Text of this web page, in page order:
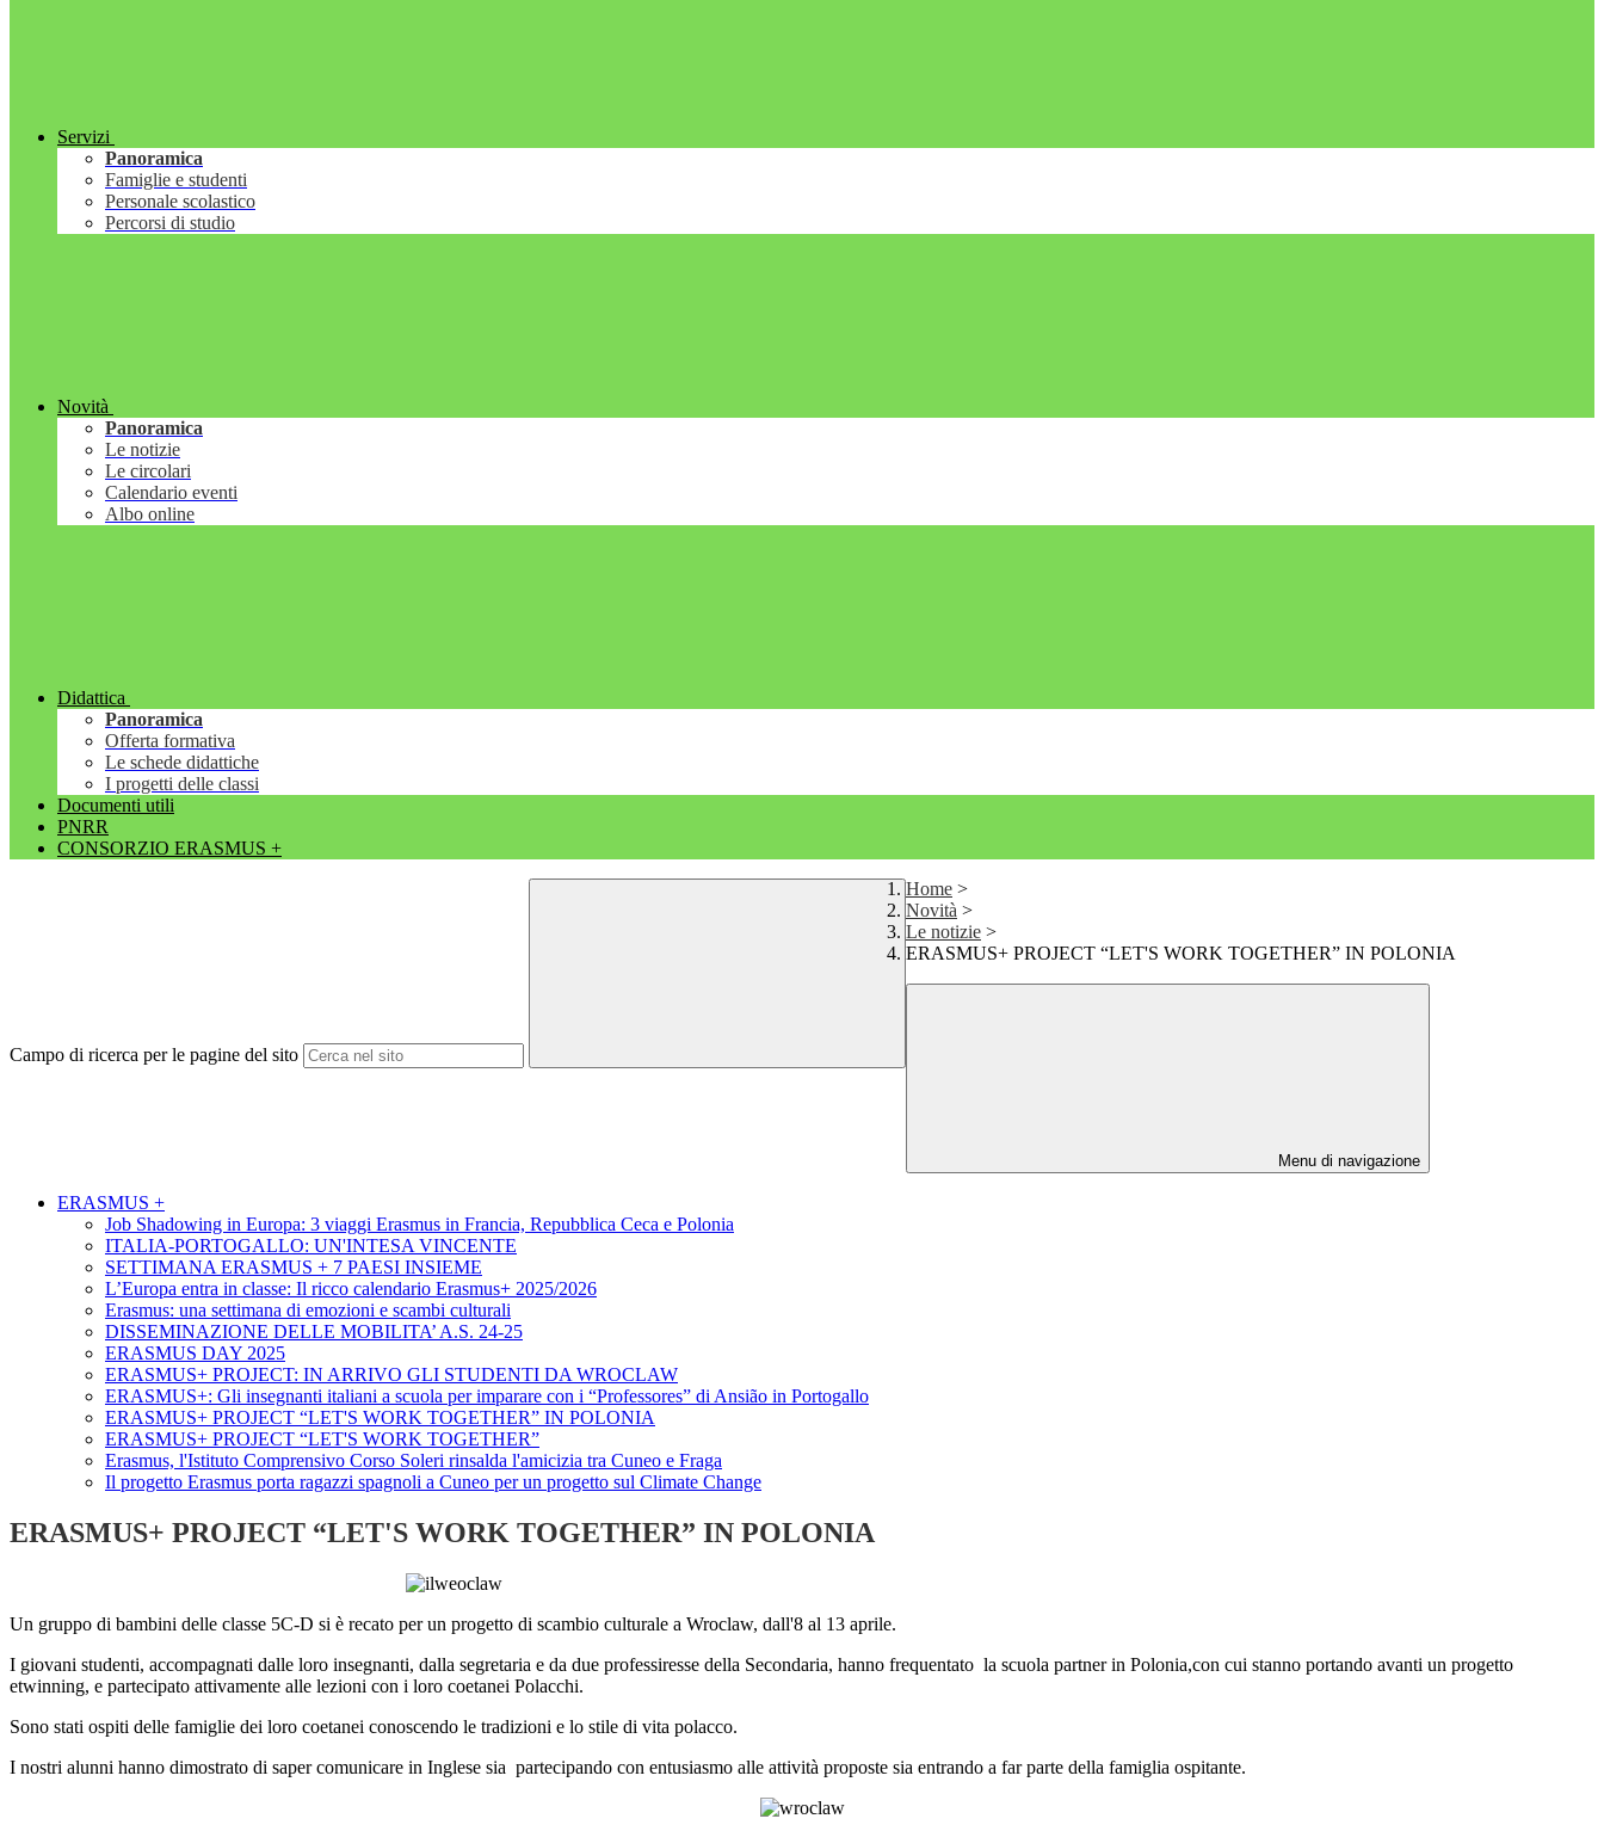
Servizi
Panoramica
Famiglie e studenti
Personale scolastico
Percorsi di studio
Novità
Panoramica
Le notizie
Le circolari
Calendario eventi
Albo online
Didattica
Panoramica
Offerta formativa
Le schede didattiche
I progetti delle classi
Documenti utili
PNRR
CONSORZIO ERASMUS +
Campo di ricerca per le pagine del sito
Home >
Novità >
Le notizie >
ERASMUS+ PROJECT “LET'S WORK TOGETHER” IN POLONIA
Menu di navigazione
ERASMUS +
Job Shadowing in Europa: 3 viaggi Erasmus in Francia, Repubblica Ceca e Polonia
ITALIA-PORTOGALLO: UN'INTESA VINCENTE
SETTIMANA ERASMUS + 7 PAESI INSIEME
L’Europa entra in classe: Il ricco calendario Erasmus+ 2025/2026
Erasmus: una settimana di emozioni e scambi culturali
DISSEMINAZIONE DELLE MOBILITA’ A.S. 24-25
ERASMUS DAY 2025
ERASMUS+ PROJECT: IN ARRIVO GLI STUDENTI DA WROCLAW
ERASMUS+: Gli insegnanti italiani a scuola per imparare con i “Professores” di Ansião in Portogallo
ERASMUS+ PROJECT “LET'S WORK TOGETHER” IN POLONIA
ERASMUS+ PROJECT “LET'S WORK TOGETHER”
Erasmus, l'Istituto Comprensivo Corso Soleri rinsalda l'amicizia tra Cuneo e Fraga
Il progetto Erasmus porta ragazzi spagnoli a Cuneo per un progetto sul Climate Change
ERASMUS+ PROJECT “LET'S WORK TOGETHER” IN POLONIA
Un gruppo di bambini delle classe 5C-D si è recato per un progetto di scambio culturale a Wroclaw, dall'8 al 13 aprile.
I giovani studenti, accompagnati dalle loro insegnanti, dalla segretaria e da due professiresse della Secondaria, hanno frequentato la scuola partner in Polonia,con cui stanno portando avanti un progetto
etwinning, e partecipato attivamente alle lezioni con i loro coetanei Polacchi.
Sono stati ospiti delle famiglie dei loro coetanei conoscendo le tradizioni e lo stile di vita polacco.
I nostri alunni hanno dimostrato di saper comunicare in Inglese sia partecipando con entusiasmo alle attività proposte sia entrando a far parte della famiglia ospitante.